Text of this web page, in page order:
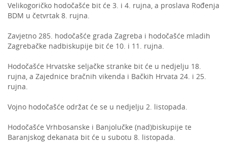
Velikogoričko hodočašće bit će 3. i 4. rujna, a proslava Rođenja
BDM u četvrtak 8. rujna.
Zavjetno 285. hodočašće grada Zagreba i hodočašće mladih
Zagrebačke nadbiskupije bit će 10. i 11. rujna.
Hodočašće Hrvatske seljačke stranke bit će u nedjelju 18.
rujna, a Zajednice bračnih vikenda i Bačkih Hrvata 24. i 25.
rujna.
Vojno hodočašće održat će se u nedjelju 2. listopada.
Hodočašće Vrhbosanske i Banjolučke (nad)biskupije te
Baranjskog dekanata bit će u subotu 8. listopada.